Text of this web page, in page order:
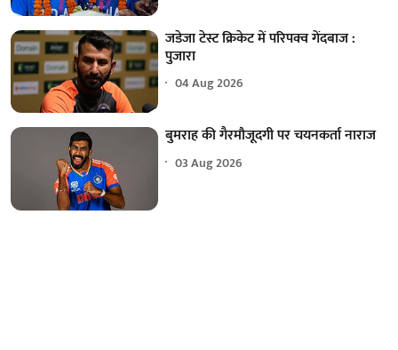
जडेजा टेस्ट क्रिकेट में परिपक्व गेंदबाज :
पुजारा
04 Aug 2026
बुमराह की गैरमौजूदगी पर चयनकर्ता नाराज
03 Aug 2026